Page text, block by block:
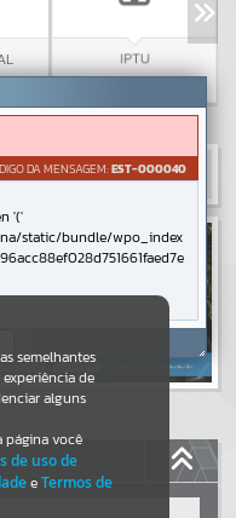
IPTU
semelhantes
de
alguns
página você
de uso de
eTermos de
DA MENSAGEM:EST-000040
'('
static/bundle/wpo_index